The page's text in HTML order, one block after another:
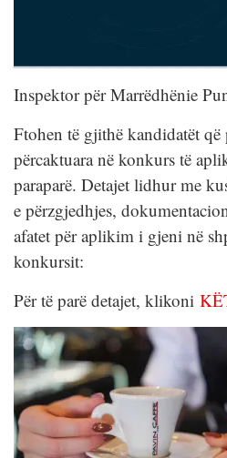
Inspektor për Marrëdhënie
Ftohen të gjithë kandidatët
përcaktuara në konkurs të
paraparë. Detajet lidhur me
e përzgjedhjes,
afatet për aplikim i gjeni në
konkursit:
Për të parë detajet, klikoni